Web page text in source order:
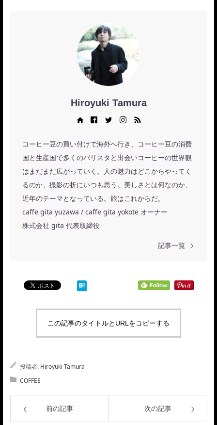
Hiroyuki Tamura
Instagram RSS
コーヒー豆の買い付けで海外へ行き、コーヒー豆の消費
国と生産国で多くのバリスタと出会いコーヒーの世界観
はまだまだ広がっていく。人の魅力はどこからやってく
るのか、撮影の折にいつも思う。美しさとは何なのか、
近年のテーマとなっている。旅はこれからだ。
caffe gita yuzawa / caffe gita yokote オーナー
株式会社 gita 代表取締役
記事一覧
この記事のタイトルとURLをコピーする
投稿者: Hiroyuki Tamura
COFFEE
前の記事 次の記事